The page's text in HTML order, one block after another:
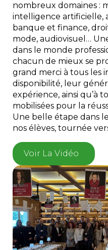
nombreux domaines :
intelligence artificielle,
banque et finance,
mode, audiovisuel…
dans le monde
chacun de mieux se
grand merci à tous les
disponibilité, leur
expérience, ainsi qu’à
mobilisées pour la
Une belle étape dans
nos élèves, tournée
Voir La Vidéo